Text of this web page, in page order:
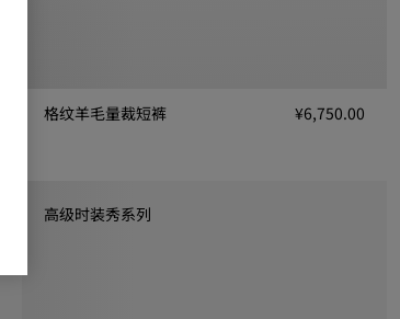
格纹羊毛量裁短裤
¥6,750.00
高级时装秀系列